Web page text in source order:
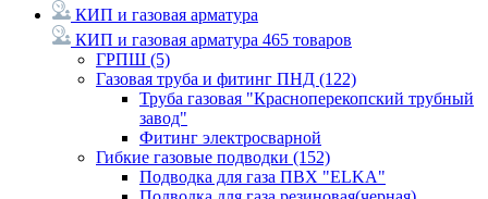
КИП и газовая арматура
КИП и газовая арматура 465 товаров
ГРПШ (5)
Газовая труба и фитинг ПНД (122)
Труба газовая "Красноперекопский трубный
завод"
Фитинг электросварной
Гибкие газовые подводки (152)
Подводка для газа ПВХ "ELKA"